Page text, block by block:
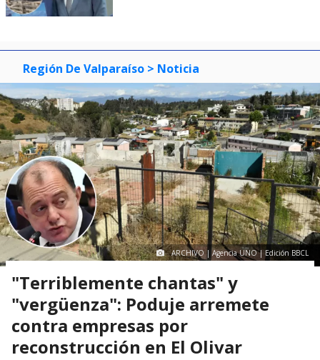
Región De Valparaíso > Noticia
ARCHIVO | Agencia UNO | Edición BBCL
"Terriblemente chantas" y
"vergüenza": Poduje arremete
contra empresas por
reconstrucción en El Olivar